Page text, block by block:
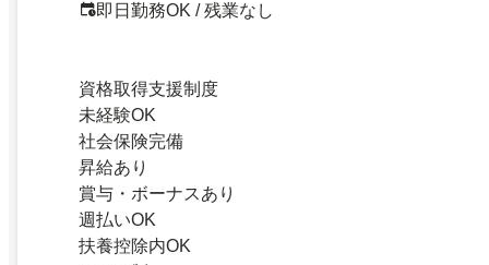
即日勤務OK / 残業なし
資格取得支援制度
未経験OK
社会保険完備
昇給あり
賞与・ボーナスあり
週払いOK
扶養控除内OK